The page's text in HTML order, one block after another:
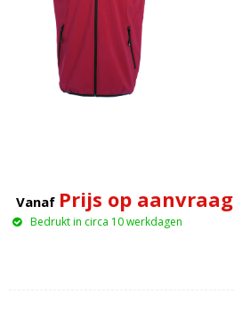
Vanaf Prijs op aanvraag
Bedrukt in circa 10 werkdagen